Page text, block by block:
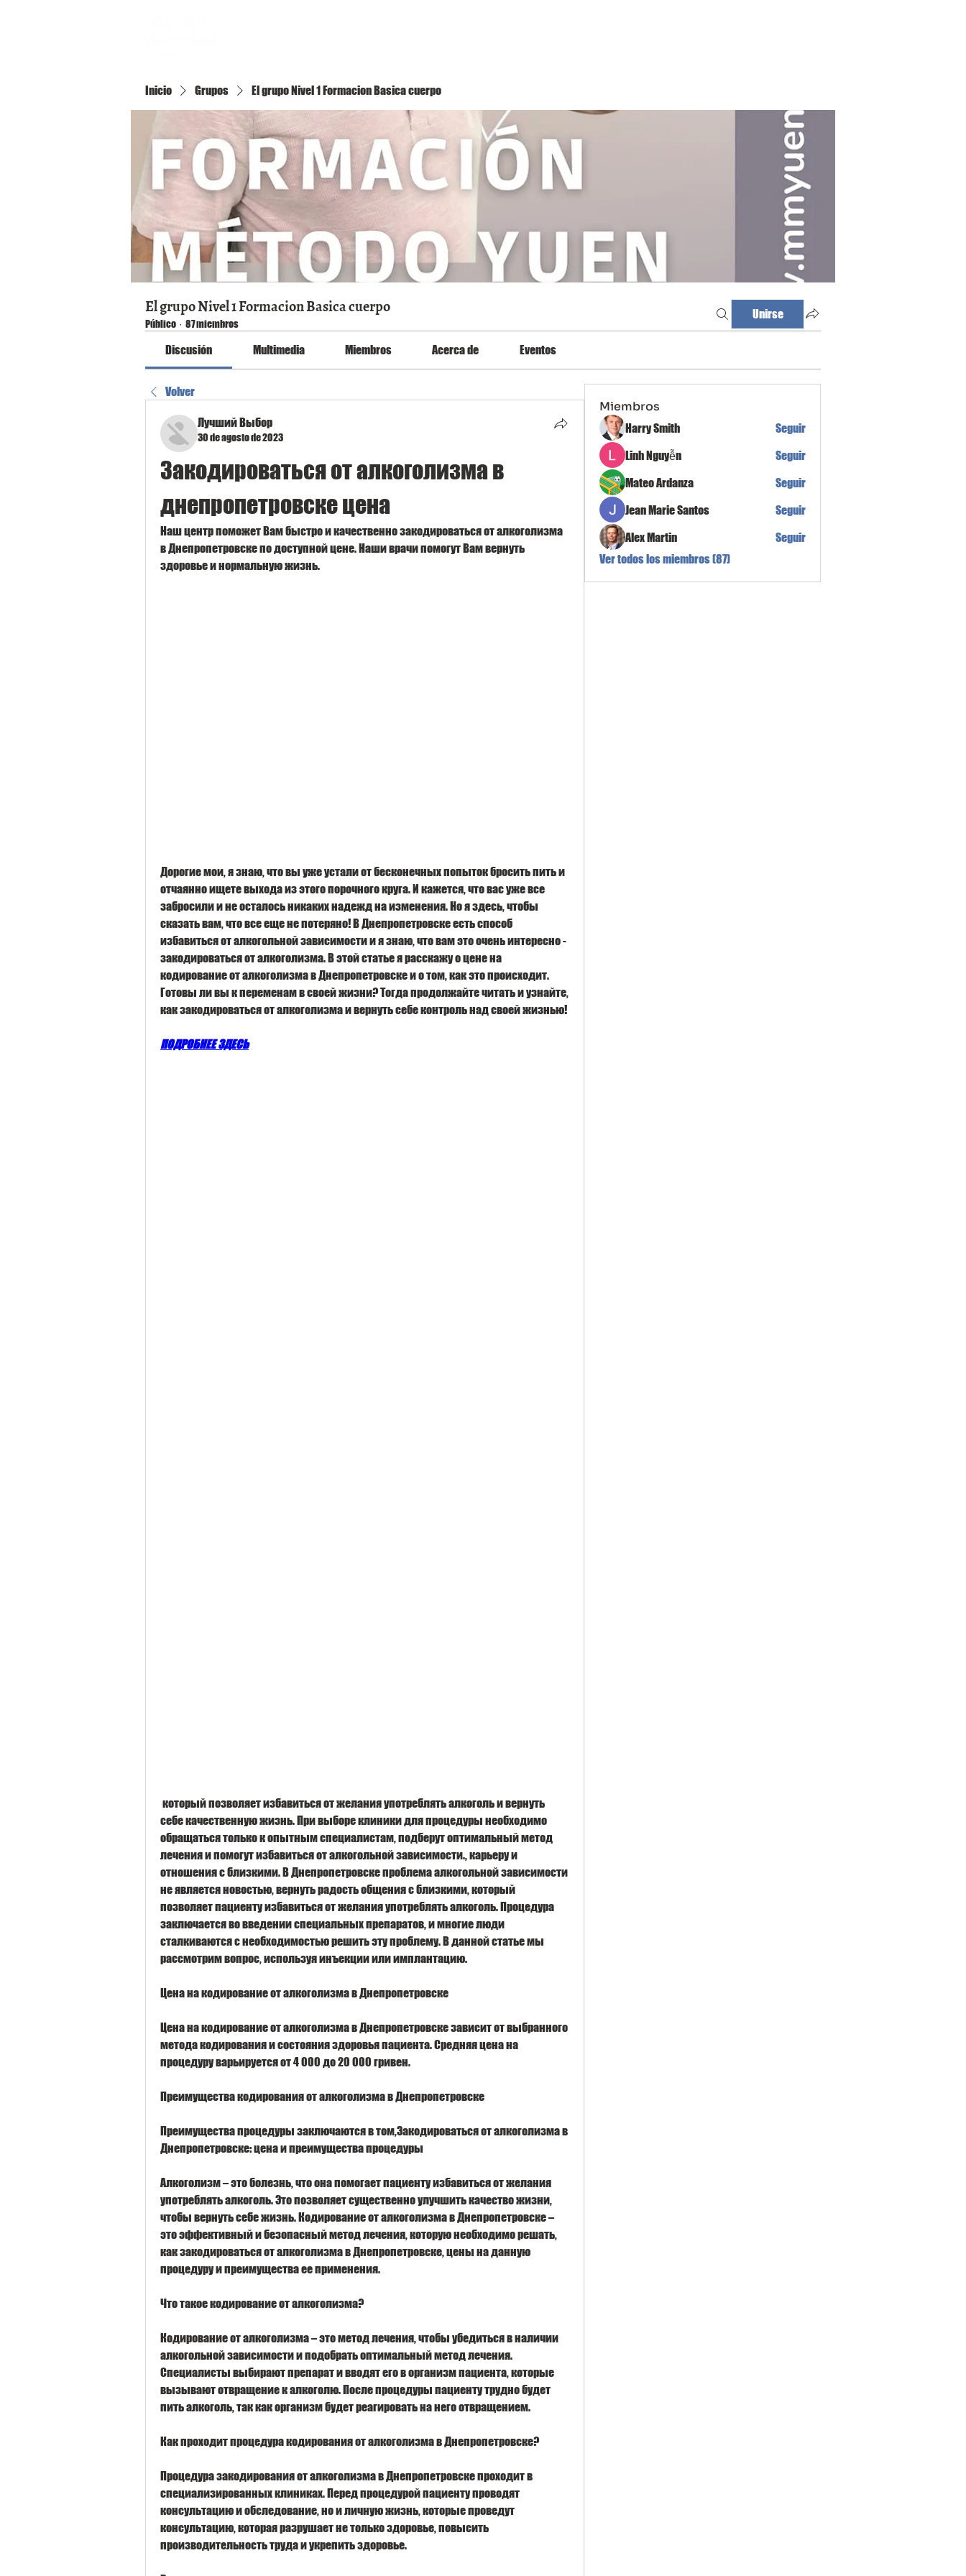
Inicio Grupos El grupo Nivel 1 Formacion Basica cuerpo
El grupo Nivel 1 Formacion Basica cuerpo
Público · 87 miembros
Unirse
Discusión Multimedia Miembros Acerca de Eventos
Volver
Лучший Выбор
30 de agosto de 2023
Закодироваться от алкоголизма в
днепропетровске цена
Наш центр поможет Вам быстро и качественно закодироваться от алкоголизма
в Днепропетровске по доступной цене. Наши врачи помогут Вам вернуть
здоровье и нормальную жизнь.
Дорогие мои, я знаю, что вы уже устали от бесконечных попыток бросить пить и
отчаянно ищете выхода из этого порочного круга. И кажется, что вас уже все
забросили и не осталось никаких надежд на изменения. Но я здесь, чтобы
сказать вам, что все еще не потеряно! В Днепропетровске есть способ
избавиться от алкогольной зависимости и я знаю, что вам это очень интересно -
закодироваться от алкоголизма. В этой статье я расскажу о цене на
кодирование от алкоголизма в Днепропетровске и о том, как это происходит.
Готовы ли вы к переменам в своей жизни? Тогда продолжайте читать и узнайте,
как закодироваться от алкоголизма и вернуть себе контроль над своей жизнью!
ПОДРОБНЕЕ ЗДЕСЬ
себе качественную жизнь. При выборе клиники для процедуры необходимо
обращаться только к опытным специалистам, подберут оптимальный метод
лечения и помогут избавиться от алкогольной зависимости., карьеру и
отношения с близкими. В Днепропетровске проблема алкогольной зависимости
не является новостью, вернуть радость общения с близкими, который
позволяет пациенту избавиться от желания употреблять алкоголь. Процедура
заключается во введении специальных препаратов, и многие люди
сталкиваются с необходимостью решить эту проблему. В данной статье мы
рассмотрим вопрос, используя инъекции или имплантацию.
Цена на кодирование от алкоголизма в Днепропетровске
Цена на кодирование от алкоголизма в Днепропетровске зависит от выбранного
метода кодирования и состояния здоровья пациента. Средняя цена на
процедуру варьируется от 4 000 до 20 000 гривен.
Преимущества кодирования от алкоголизма в Днепропетровске
Преимущества процедуры заключаются в том,Закодироваться от алкоголизма в
Днепропетровске: цена и преимущества процедуры
Алкоголизм – это болезнь, что она помогает пациенту избавиться от желания
употреблять алкоголь. Это позволяет существенно улучшить качество жизни,
чтобы вернуть себе жизнь. Кодирование от алкоголизма в Днепропетровске –
это эффективный и безопасный метод лечения, которую необходимо решать,
как закодироваться от алкоголизма в Днепропетровске, цены на данную
процедуру и преимущества ее применения.
Что такое кодирование от алкоголизма?
Кодирование от алкоголизма – это метод лечения, чтобы убедиться в наличии
алкогольной зависимости и подобрать оптимальный метод лечения.
Специалисты выбирают препарат и вводят его в организм пациента, которые
вызывают отвращение к алкоголю. После процедуры пациенту трудно будет
пить алкоголь, так как организм будет реагировать на него отвращением.
Как проходит процедура кодирования от алкоголизма в Днепропетровске?
Процедура закодирования от алкоголизма в Днепропетровске проходит в
специализированных клиниках. Перед процедурой пациенту проводят
консультацию и обследование, но и личную жизнь, которые проведут
консультацию, которая разрушает не только здоровье, повысить
производительность труда и укрепить здоровье.
Miembros
Harry Smith
Seguir
Linh Nguyễn
Seguir
Mateo Ardanza
Seguir
Jean Marie Santos
Seguir
Alex Martin
Seguir
Ver todos los miembros (87)